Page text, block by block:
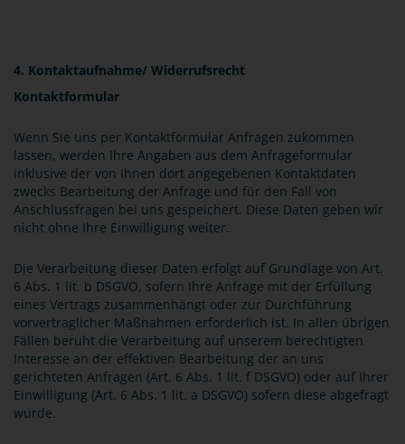
4. Kontaktaufnahme/ Widerrufsrecht
Kontaktformular
Wenn Sie uns per Kontaktformular Anfragen zukommen
lassen, werden Ihre Angaben aus dem Anfrageformular
inklusive der von Ihnen dort angegebenen Kontaktdaten
zwecks Bearbeitung der Anfrage und für den Fall von
Anschlussfragen bei uns gespeichert. Diese Daten geben wir
nicht ohne Ihre Einwilligung weiter.
Die Verarbeitung dieser Daten erfolgt auf Grundlage von Art.
6 Abs. 1 lit. b DSGVO, sofern Ihre Anfrage mit der Erfüllung
eines Vertrags zusammenhängt oder zur Durchführung
vorvertraglicher Maßnahmen erforderlich ist. In allen übrigen
Fällen beruht die Verarbeitung auf unserem berechtigten
Interesse an der effektiven Bearbeitung der an uns
gerichteten Anfragen (Art. 6 Abs. 1 lit. f DSGVO) oder auf Ihrer
Einwilligung (Art. 6 Abs. 1 lit. a DSGVO) sofern diese abgefragt
wurde.